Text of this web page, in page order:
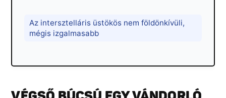
Az intersztelláris üstökös nem földönkívüli,
mégis izgalmasabb